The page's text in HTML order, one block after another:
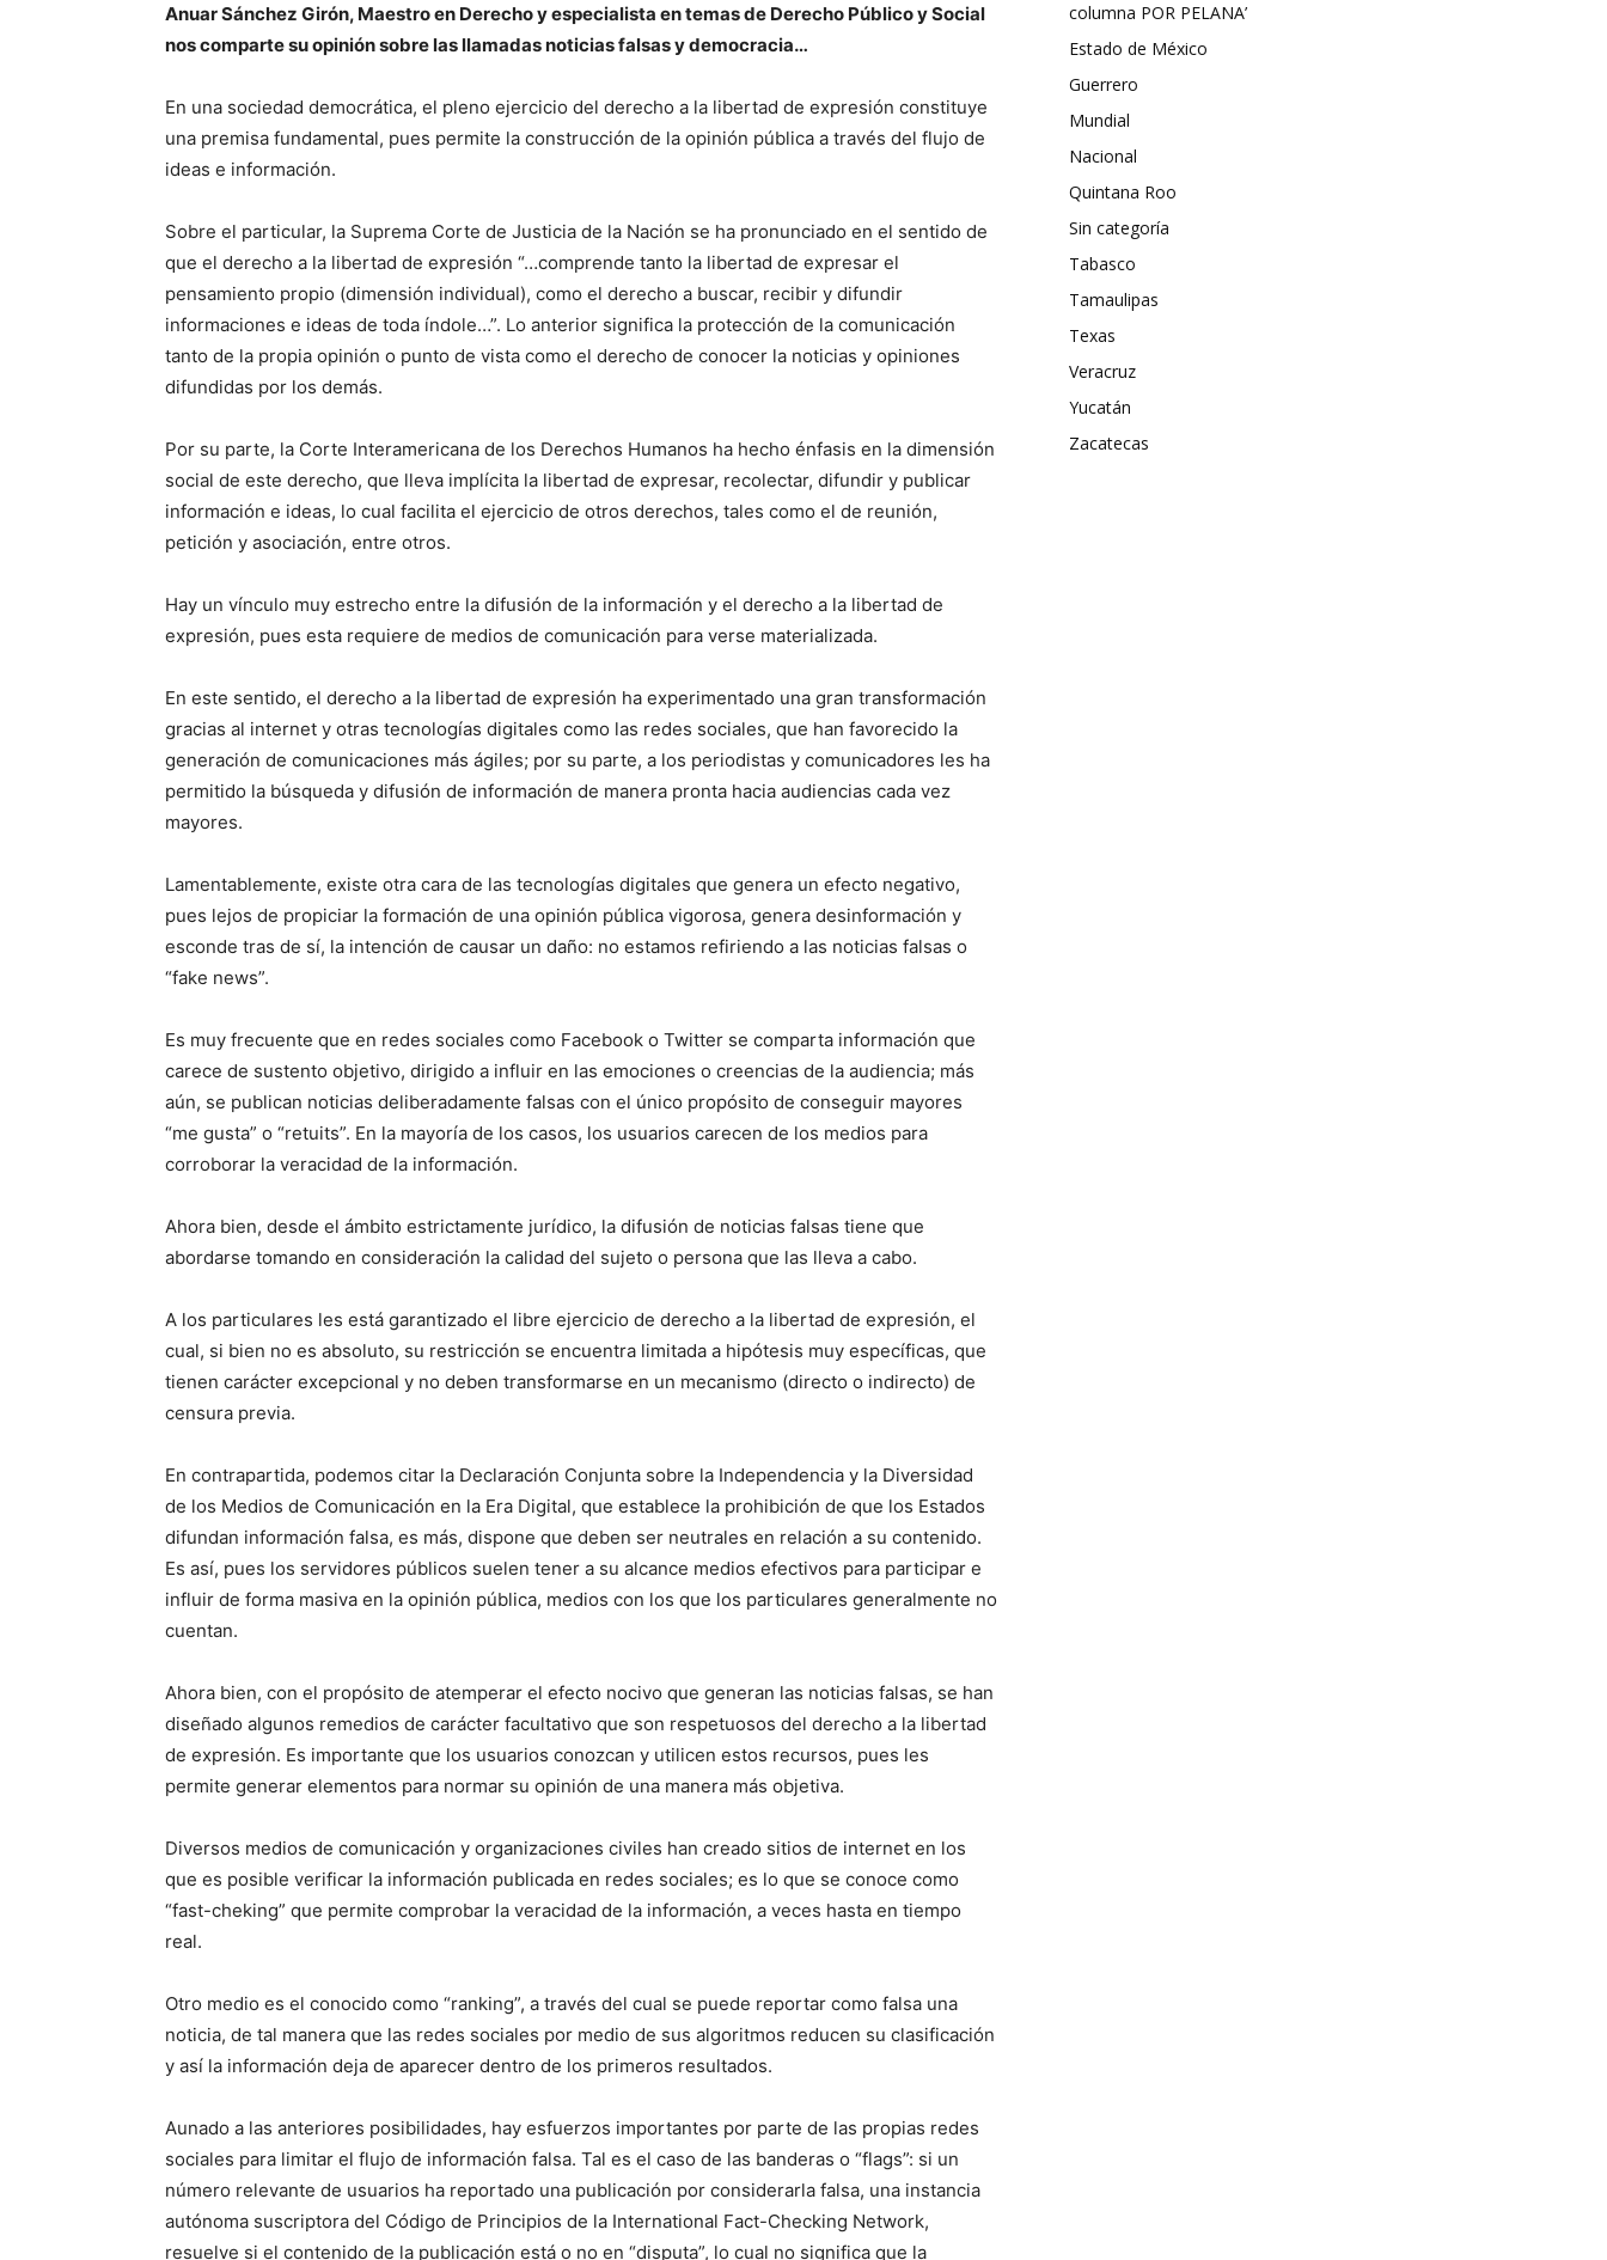
Anuar Sánchez Girón, Maestro en Derecho y especialista en temas de Derecho Público y Social
nos comparte su opinión sobre las llamadas noticias falsas y democracia…
En una sociedad democrática, el pleno ejercicio del derecho a la libertad de expresión constituye
una premisa fundamental, pues permite la construcción de la opinión pública a través del flujo de
ideas e información.
Sobre el particular, la Suprema Corte de Justicia de la Nación se ha pronunciado en el sentido de
que el derecho a la libertad de expresión “…comprende tanto la libertad de expresar el
pensamiento propio (dimensión individual), como el derecho a buscar, recibir y difundir
informaciones e ideas de toda índole…”. Lo anterior significa la protección de la comunicación
tanto de la propia opinión o punto de vista como el derecho de conocer la noticias y opiniones
difundidas por los demás.
Por su parte, la Corte Interamericana de los Derechos Humanos ha hecho énfasis en la dimensión
social de este derecho, que lleva implícita la libertad de expresar, recolectar, difundir y publicar
información e ideas, lo cual facilita el ejercicio de otros derechos, tales como el de reunión,
petición y asociación, entre otros.
Hay un vínculo muy estrecho entre la difusión de la información y el derecho a la libertad de
expresión, pues esta requiere de medios de comunicación para verse materializada.
En este sentido, el derecho a la libertad de expresión ha experimentado una gran transformación
gracias al internet y otras tecnologías digitales como las redes sociales, que han favorecido la
generación de comunicaciones más ágiles; por su parte, a los periodistas y comunicadores les ha
permitido la búsqueda y difusión de información de manera pronta hacia audiencias cada vez
mayores.
Lamentablemente, existe otra cara de las tecnologías digitales que genera un efecto negativo,
pues lejos de propiciar la formación de una opinión pública vigorosa, genera desinformación y
esconde tras de sí, la intención de causar un daño: no estamos refiriendo a las noticias falsas o
“fake news”.
Es muy frecuente que en redes sociales como Facebook o Twitter se comparta información que
carece de sustento objetivo, dirigido a influir en las emociones o creencias de la audiencia; más
aún, se publican noticias deliberadamente falsas con el único propósito de conseguir mayores
“me gusta” o “retuits”. En la mayoría de los casos, los usuarios carecen de los medios para
corroborar la veracidad de la información.
Ahora bien, desde el ámbito estrictamente jurídico, la difusión de noticias falsas tiene que
abordarse tomando en consideración la calidad del sujeto o persona que las lleva a cabo.
A los particulares les está garantizado el libre ejercicio de derecho a la libertad de expresión, el
cual, si bien no es absoluto, su restricción se encuentra limitada a hipótesis muy específicas, que
tienen carácter excepcional y no deben transformarse en un mecanismo (directo o indirecto) de
censura previa.
En contrapartida, podemos citar la Declaración Conjunta sobre la Independencia y la Diversidad
de los Medios de Comunicación en la Era Digital, que establece la prohibición de que los Estados
difundan información falsa, es más, dispone que deben ser neutrales en relación a su contenido.
Es así, pues los servidores públicos suelen tener a su alcance medios efectivos para participar e
influir de forma masiva en la opinión pública, medios con los que los particulares generalmente no
cuentan.
Ahora bien, con el propósito de atemperar el efecto nocivo que generan las noticias falsas, se han
diseñado algunos remedios de carácter facultativo que son respetuosos del derecho a la libertad
de expresión. Es importante que los usuarios conozcan y utilicen estos recursos, pues les
permite generar elementos para normar su opinión de una manera más objetiva.
Diversos medios de comunicación y organizaciones civiles han creado sitios de internet en los
que es posible verificar la información publicada en redes sociales; es lo que se conoce como
“fast-cheking” que permite comprobar la veracidad de la información, a veces hasta en tiempo
real.
Otro medio es el conocido como “ranking”, a través del cual se puede reportar como falsa una
noticia, de tal manera que las redes sociales por medio de sus algoritmos reducen su clasificación
y así la información deja de aparecer dentro de los primeros resultados.
Aunado a las anteriores posibilidades, hay esfuerzos importantes por parte de las propias redes
sociales para limitar el flujo de información falsa. Tal es el caso de las banderas o “flags”: si un
número relevante de usuarios ha reportado una publicación por considerarla falsa, una instancia
autónoma suscriptora del Código de Principios de la International Fact-Checking Network,
resuelve si el contenido de la publicación está o no en “disputa”, lo cual no significa que la
columna POR PELANA’
Estado de México
Guerrero
Mundial
Nacional
Quintana Roo
Sin categoría
Tabasco
Tamaulipas
Texas
Veracruz
Yucatán
Zacatecas